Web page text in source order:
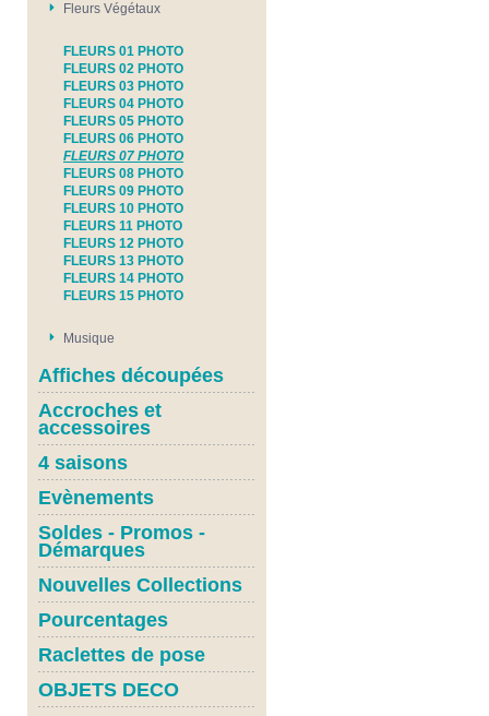
Fleurs Végétaux
FLEURS 01 PHOTO
FLEURS 02 PHOTO
FLEURS 03 PHOTO
FLEURS 04 PHOTO
FLEURS 05 PHOTO
FLEURS 06 PHOTO
FLEURS 07 PHOTO
FLEURS 08 PHOTO
FLEURS 09 PHOTO
FLEURS 10 PHOTO
FLEURS 11 PHOTO
FLEURS 12 PHOTO
FLEURS 13 PHOTO
FLEURS 14 PHOTO
FLEURS 15 PHOTO
Musique
Affiches découpées
Accroches et
accessoires
4 saisons
Evènements
Soldes - Promos -
Démarques
Nouvelles Collections
Pourcentages
Raclettes de pose
OBJETS DECO